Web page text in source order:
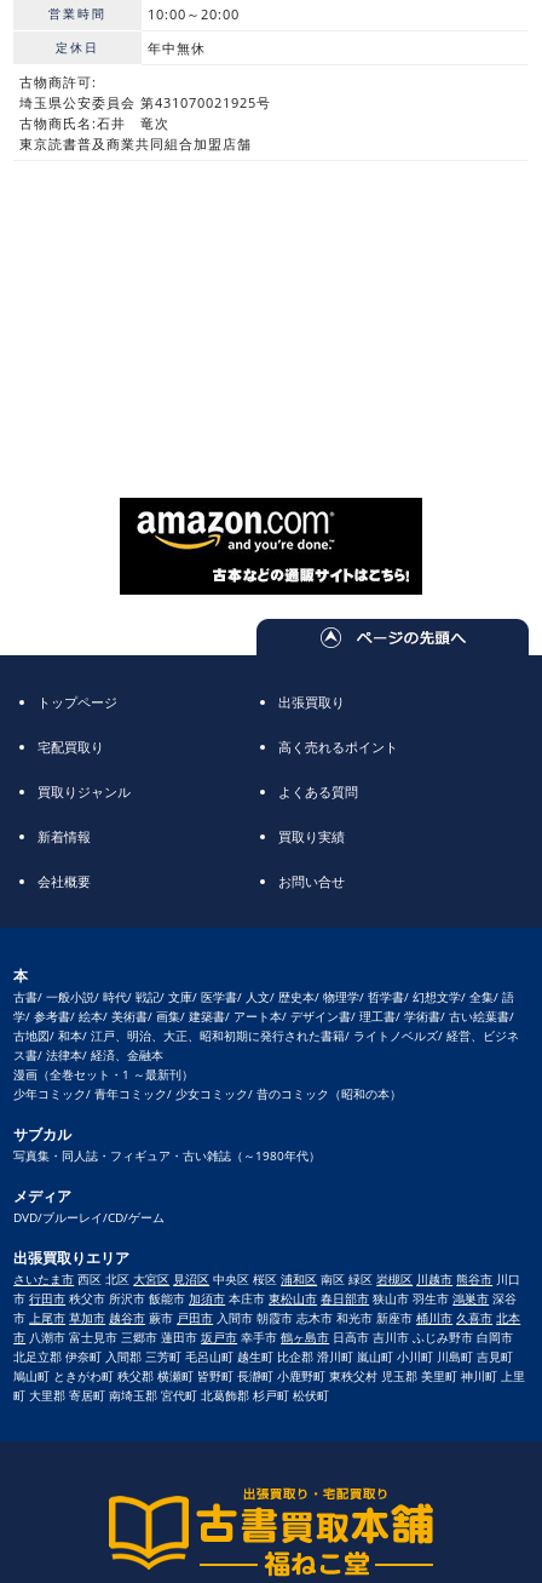
営業時間 10:00～20:00
定休日
年中無休
古物商許可:
埼玉県公安委員会 第431070021925号
古物商氏名:石井 竜次
東京読書普及商業共同組合加盟店舗
トップページ 出張買取り
宅配買取り 高く売れるポイント
買取りジャンル よくある質問
新着情報 買取り実績
会社概要 お問い合せ
本
古書/ 一般小説/ 時代/ 戦記/ 文庫/ 医学書/ 人文/ 歴史本/ 物理学/ 哲学書/ 幻想文学/ 全集/ 語
学/ 参考書/ 絵本/ 美術書/ 画集/ 建築書/ アート本/ デザイン書/ 理工書/ 学術書/ 古い絵葉書/
古地図/ 和本/ 江戸、明治、大正、昭和初期に発行された書籍/ ライトノベルズ/ 経営、ビジネ
ス書/ 法律本/ 経済、金融本
漫画（全巻セット・1 ～最新刊）
少年コミック/ 青年コミック/ 少女コミック/ 昔のコミック（昭和の本）
サブカル
写真集・同人誌・フィギュア・古い雑誌（～1980年代）
メディア
DVD/ブルーレイ/CD/ゲーム
出張買取りエリア
さいたま市 西区 北区大宮区 見沼区 中央区 桜区浦和区 南区 緑区岩槻区 川越市 熊谷市 川口
市行田市 秩父市 所沢市 飯能市加須市 本庄市東松山市 春日部市 狭山市 羽生市鴻巣市 深谷
市上尾市 草加市 越谷市 蕨市 戸田市 入間市 朝霞市 志木市 和光市 新座市桶川市 久喜市 北本
市 八潮市 富士見市 三郷市 蓮田市坂戸市 幸手市鶴ヶ島市 日高市 吉川市 ふじみ野市 白岡市
北足立郡 伊奈町 入間郡 三芳町 毛呂山町 越生町 比企郡 滑川町 嵐山町 小川町 川島町 吉見町
鳩山町 ときがわ町 秩父郡 横瀬町 皆野町 長瀞町 小鹿野町 東秩父村 児玉郡 美里町 神川町 上里
町 大里郡 寄居町 南埼玉郡 宮代町 北葛飾郡 杉戸町 松伏町